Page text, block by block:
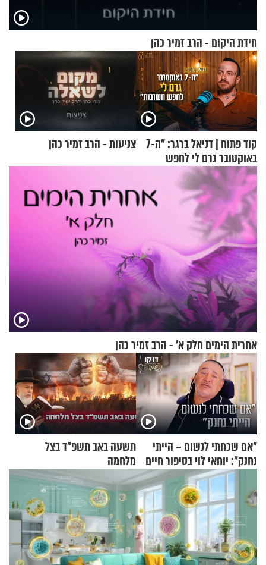
חידת היקום - הרב זמיר כהן
קוד פתוח | דניאל ברגר: "ה-7
באוקטובר גרם לי לחפש
תשובות"
צניעות - הרב זמיר כהן
אחרית הימים חלק א’ - הרב זמיר כהן
"אם שכחתי לנשום – הייתי
נחנק": יוחאי לוי בסיפור חיים
מעורר השראה
תשעה באב תשפ"ד בצל
מלחמה